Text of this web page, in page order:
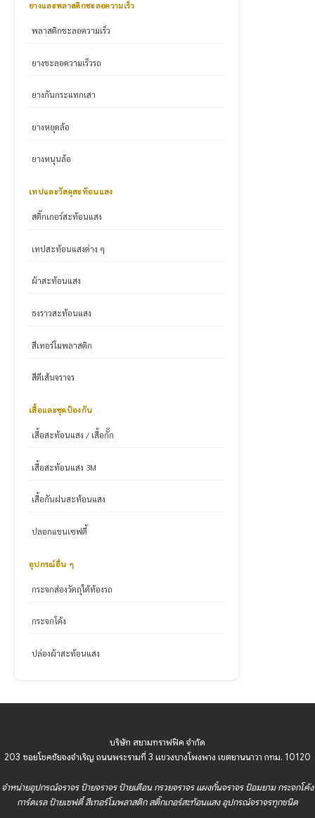
ยางและพลาสติกชะลอความเร็ว
พลาสติกชะลอความเร็ว
ยางชะลอความเร็วรถ
ยางกันกระแทกเสา
ยางหยุดล้อ
ยางหนุนล้อ
เทปและวัสดุสะท้อนแสง
สติ๊กเกอร์สะท้อนแสง
เทปสะท้อนแสงต่าง ๆ
ผ้าสะท้อนแสง
ธงราวสะท้อนแสง
สีเทอร์โมพลาสติก
สีตีเส้นจราจร
เสื้อและชุดป้องกัน
เสื้อสะท้อนแสง / เสื้อกั๊ก
เสื้อสะท้อนแสง 3M
เสื้อกันฝนสะท้อนแสง
ปลอกแขนเซฟตี้
อุปกรณ์อื่น ๆ
กระจกส่องวัตถุใต้ท้องรถ
กระจกโค้ง
ปล่องผ้าสะท้อนแสง
บริษัท สยามทราฟฟิค จำกัด
203 ซอยโชคชัยจงจำเริญ ถนนพระรามที่ 3 แขวงบางโพงพาง เขตยานนาวา กทม. 10120
จำหน่ายอุปกรณ์จราจร ป้ายจราจร ป้ายเตือน กรวยจราจร แผงกั้นจราจร ป้อมยาม กระจกโค้ง
การ์ดเรล ป้ายเซฟตี้ สีเทอร์โมพลาสติก สติ๊กเกอร์สะท้อนแสง อุปกรณ์จราจรทุกชนิด